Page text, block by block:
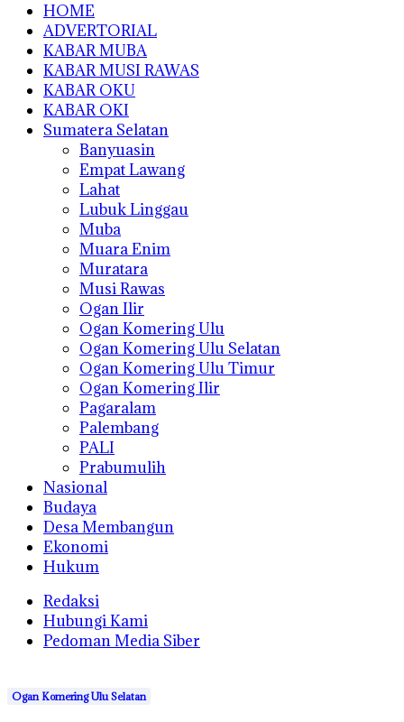
HOME
ADVERTORIAL
KABAR MUBA
KABAR MUSI RAWAS
KABAR OKU
KABAR OKI
Sumatera Selatan
Banyuasin
Empat Lawang
Lahat
Lubuk Linggau
Muba
Muara Enim
Muratara
Musi Rawas
Ogan Ilir
Ogan Komering Ulu
Ogan Komering Ulu Selatan
Ogan Komering Ulu Timur
Ogan Komering Ilir
Pagaralam
Palembang
PALI
Prabumulih
Nasional
Budaya
Desa Membangun
Ekonomi
Hukum
Redaksi
Hubungi Kami
Pedoman Media Siber
Ogan Komering Ulu Selatan